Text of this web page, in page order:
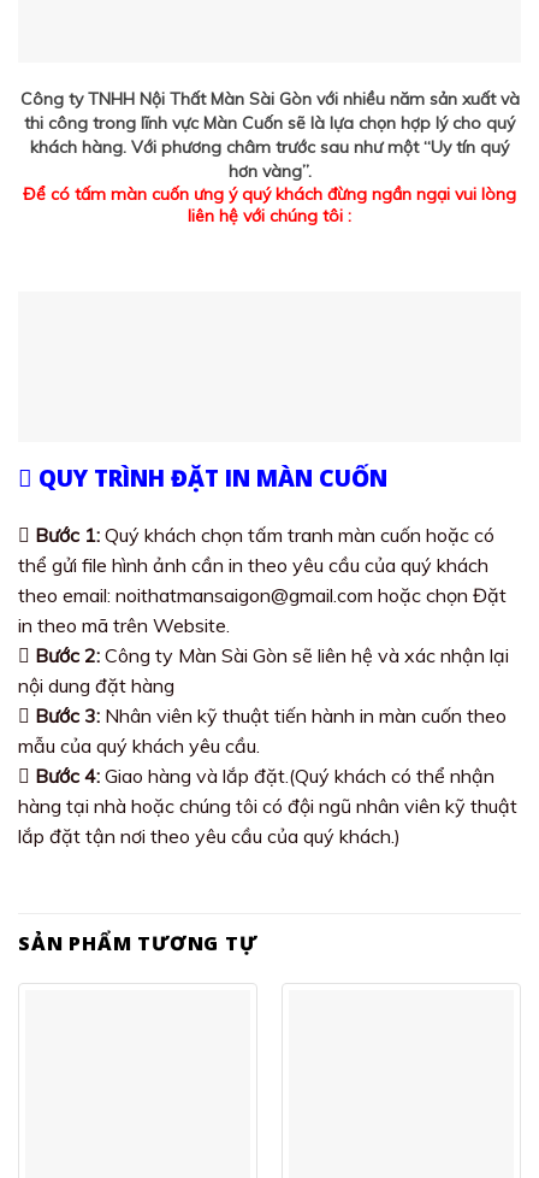
Công ty TNHH Nội Thất Màn Sài Gòn với nhiều năm sản xuất và
thi công trong lĩnh vực Màn Cuốn sẽ là lựa chọn hợp lý cho quý
khách hàng. Với phương châm trước sau như một “Uy tín quý
hơn vàng”.
Để có tấm màn cuốn ưng ý quý khách đừng ngần ngại vui lòng
liên hệ với chúng tôi :
QUY TRÌNH ĐẶT IN MÀN CUỐN
Bước 1: Quý khách chọn tấm tranh màn cuốn hoặc có
thể gửi file hình ảnh cần in theo yêu cầu của quý khách
theo email: noithatmansaigon@gmail.com hoặc chọn Đặt
in theo mã trên Website.
Bước 2: Công ty Màn Sài Gòn sẽ liên hệ và xác nhận lại
nội dung đặt hàng
Bước 3: Nhân viên kỹ thuật tiến hành in màn cuốn theo
mẫu của quý khách yêu cầu.
Bước 4: Giao hàng và lắp đặt.(Quý khách có thể nhận
hàng tại nhà hoặc chúng tôi có đội ngũ nhân viên kỹ thuật
lắp đặt tận nơi theo yêu cầu của quý khách.)
SẢN PHẨM TƯƠNG TỰ